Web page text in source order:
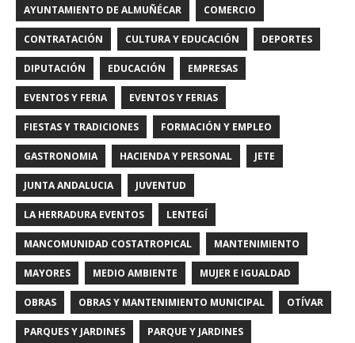
AYUNTAMIENTO DE ALMUÑÉCAR COMERCIO
CONTRATACIÓN CULTURA Y EDUCACIÓN DEPORTES
DIPUTACIÓN EDUCACIÓN EMPRESAS
EVENTOS Y FERIA EVENTOS Y FERIAS
FIESTAS Y TRADICIONES FORMACIÓN Y EMPLEO
GASTRONOMIA HACIENDA Y PERSONAL JETE
JUNTA ANDALUCIA JUVENTUD
LA HERRADURA EVENTOS LENTEGÍ
MANCOMUNIDAD COSTATROPICAL MANTENIMIENTO
MAYORES MEDIO AMBIENTE MUJER E IGUALDAD
OBRAS OBRAS Y MANTENIMIENTO MUNICIPAL OTÍVAR
PARQUES Y JARDINES PARQUE Y JARDINES